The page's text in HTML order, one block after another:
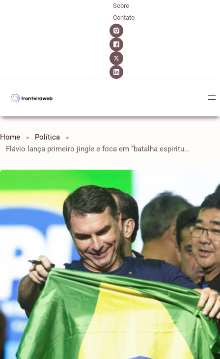
Sobre
Contato
Home
Política
Flávio lança primeiro jingle e foca em “batalha espiritual” contra Lula